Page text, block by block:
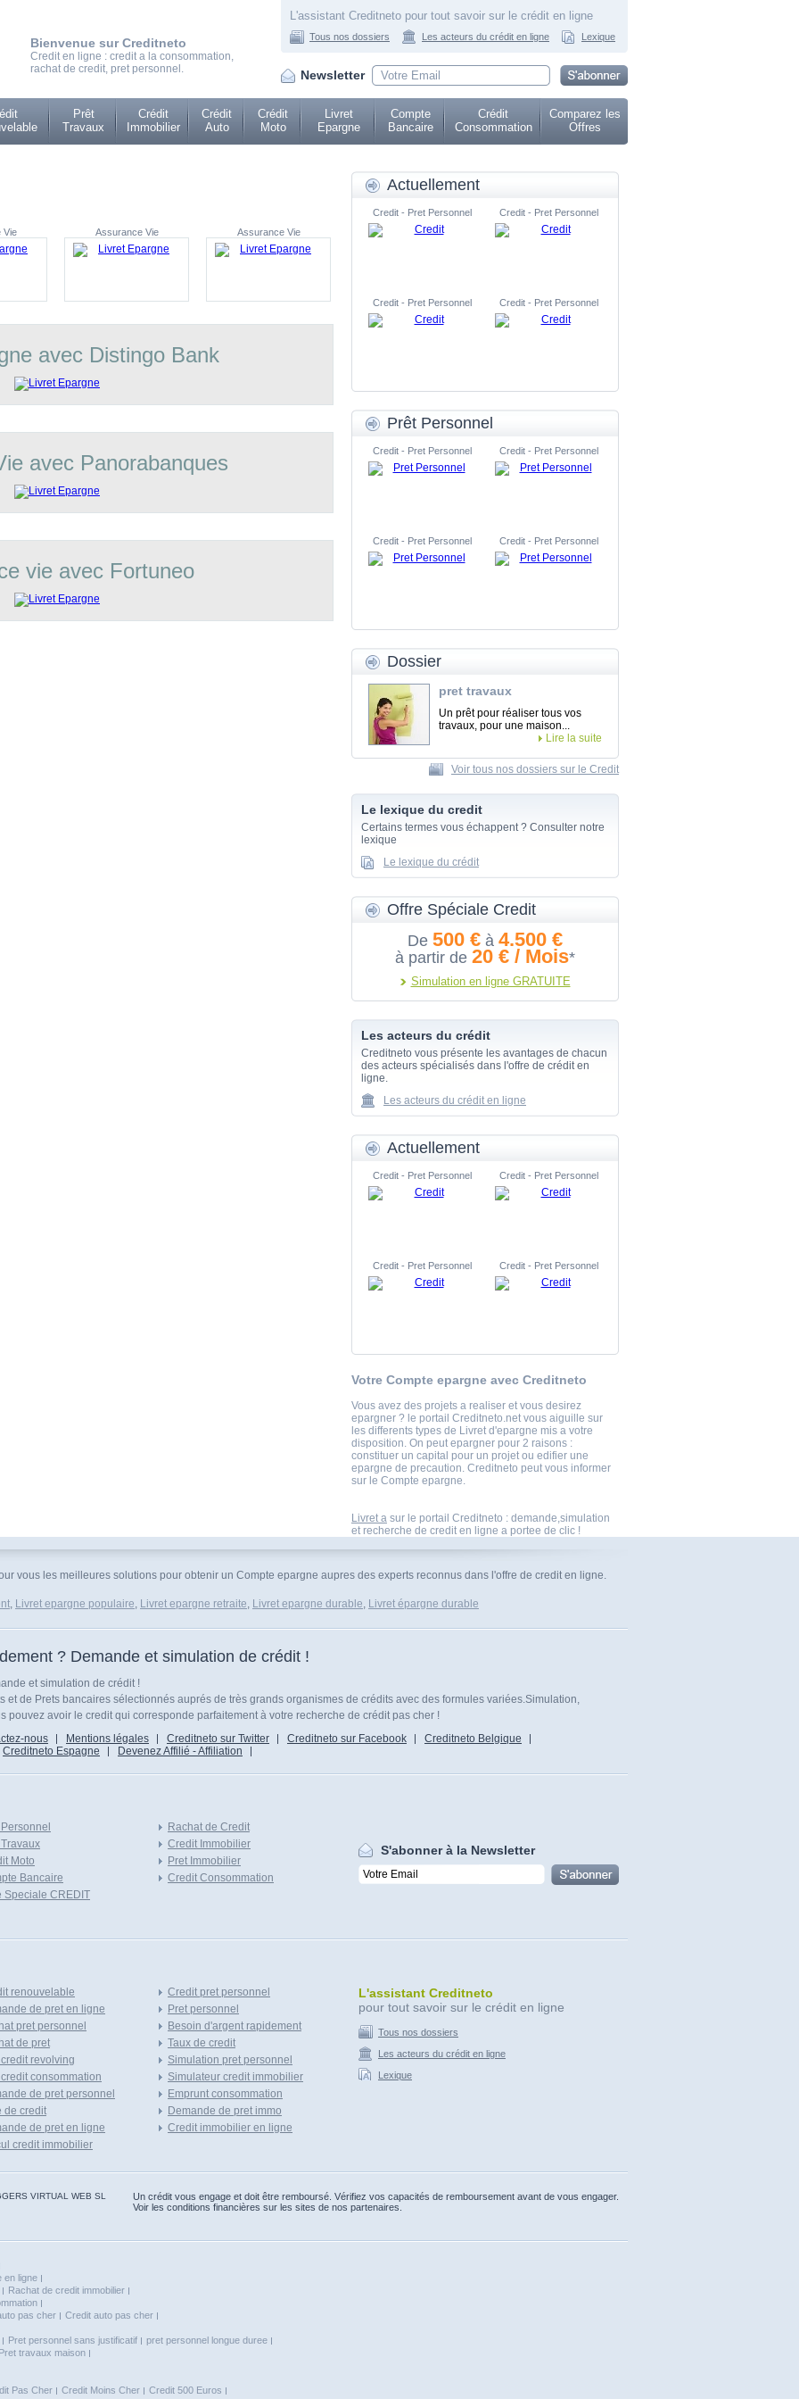
Bienvenue sur Creditneto
Credit en ligne : credit a la consommation,
rachat de credit, pret personnel.
L'assistant Creditneto pour tout savoir sur le crédit en ligne
Tous nos dossiers Les acteurs du crédit en ligne Lexique
Newsletter
Prêt
Travaux
Crédit
Immobilier
Crédit
Auto
Crédit
Moto
Livret
Epargne
Compte
Bancaire
Crédit
Consommation
Comparez les
Offres
Vie Assurance Vie Assurance Vie
avec Distingo Bank
avec Panorabanques
vie avec Fortuneo
Actuellement
Credit - Pret Personnel Credit - Pret Personnel
Credit - Pret Personnel Credit - Pret Personnel
Prêt Personnel
Credit - Pret Personnel Credit - Pret Personnel
Credit - Pret Personnel Credit - Pret Personnel
Dossier
pret travaux
Un prêt pour réaliser tous vos
travaux, pour une maison...
Lire la suite
Voir tous nos dossiers sur le Credit
Le lexique du credit
Certains termes vous échappent ? Consulter notre
lexique
Le lexique du crédit
Offre Spéciale Credit
De 500 € à 4.500 €
à partir de 20 € / Mois*
Simulation en ligne GRATUITE
Les acteurs du crédit
Creditneto vous présente les avantages de chacun
des acteurs spécialisés dans l'offre de crédit en
ligne.
Les acteurs du crédit en ligne
Actuellement
Credit - Pret Personnel Credit - Pret Personnel
Credit - Pret Personnel Credit - Pret Personnel
Votre Compte epargne avec Creditneto
Vous avez des projets a realiser et vous desirez
epargner ? le portail Creditneto.net vous aiguille sur
les differents types de Livret d'epargne mis a votre
disposition. On peut epargner pour 2 raisons :
constituer un capital pour un projet ou edifier une
epargne de precaution. Creditneto peut vous informer
sur le Compte epargne.
Livret a sur le portail Creditneto : demande,simulation
et recherche de credit en ligne a portee de clic !
vous les meilleures solutions pour obtenir un Compte epargne aupres des experts reconnus dans l'offre de credit en ligne.
, Livret epargne populaire, Livret epargne retraite, Livret epargne durable, Livret épargne durable
? Demande et simulation de crédit !
et simulation de crédit !
et de Prets bancaires sélectionnés auprés de très grands organismes de crédits avec des formules variées.Simulation,
pouvez avoir le credit qui corresponde parfaitement à votre recherche de crédit pas cher !
nous Mentions légales Creditneto sur Twitter Creditneto sur Facebook
Creditneto Belgique
Creditneto Espagne Devenez Affilié - Affiliation
Travaux
Moto
Bancaire
Speciale CREDIT
Rachat de Credit
Credit Immobilier
Pret Immobilier
Credit Consommation
S'abonner à la Newsletter
renouvelable
de pret en ligne
pret personnel
de pret
credit revolving
credit consommation
de pret personnel
de credit
de pret en ligne
credit immobilier
Credit pret personnel
Pret personnel
Besoin d'argent rapidement
Taux de credit
Simulation pret personnel
Simulateur credit immobilier
Emprunt consommation
Demande de pret immo
Credit immobilier en ligne
L'assistant Creditneto
pour tout savoir sur le crédit en ligne
Tous nos dossiers
Les acteurs du crédit en ligne
Lexique
VIRTUAL WEB SL
Un crédit vous engage et doit être remboursé. Vérifiez vos capacités de remboursement avant de vous engager.
Voir les conditions financières sur les sites de nos partenaires.
en ligne
Rachat de credit immobilier
pas cher
Credit auto pas cher
Pret personnel sans justificatif
pret personnel longue duree
Pret travaux maison
Pas Cher Credit Moins Cher Credit 500 Euros